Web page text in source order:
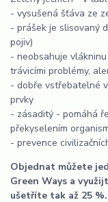
- vysušená šťáva ze
- prášek je slisovaný
pojiv)
- neobsahuje
trávicími problémy,
- dobře vstřebatelné
prvky
- zásaditý - pomáhá
překyselením
- prevence
Objednat můžete
Green Ways a
ušetříte tak až 25